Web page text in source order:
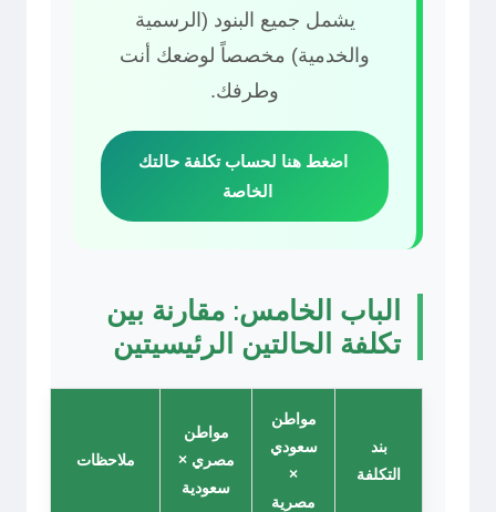
يشمل جميع البنود (الرسمية
والخدمية) مخصصاً لوضعك أنت
وطرفك.
اضغط هنا لحساب تكلفة حالتك
الخاصة
الباب الخامس: مقارنة بين
تكلفة الحالتين الرئيسيتين
بند
التكلفة
مواطن
سعودي
×
مصرية
مواطن
مصري ×
سعودية
ملاحظات